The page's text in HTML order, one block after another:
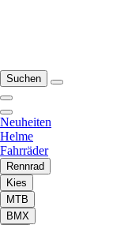
Suchen
Neuheiten
Helme
Fahrräder
Rennrad
Kies
MTB
BMX